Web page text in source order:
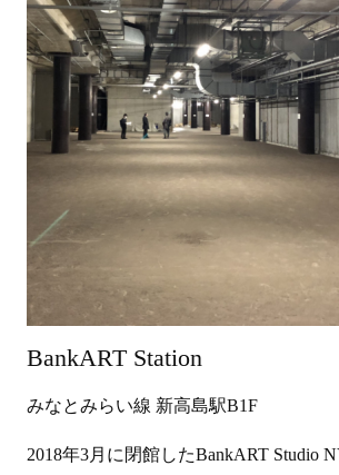
BankART Station
みなとみらい線 新高島駅B1F
2018年3月に閉館したBankART Studio